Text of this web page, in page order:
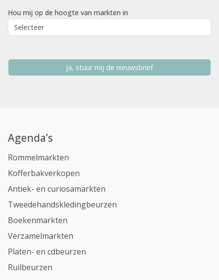
Hou mij op de hoogte van markten in
Ja, stuur mij de nieuwsbrief
Agenda’s
Rommelmarkten
Kofferbakverkopen
Antiek- en curiosamarkten
Tweedehandskledingbeurzen
Boekenmarkten
Verzamelmarkten
Platen- en cdbeurzen
Ruilbeurzen